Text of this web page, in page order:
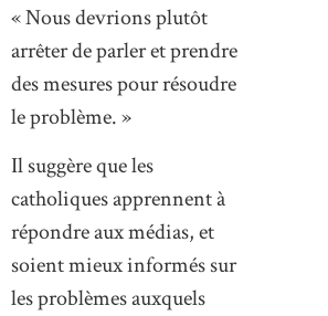
« Nous devrions plutôt
arrêter de parler et prendre
des mesures pour résoudre
le problème. »
Il suggère que les
catholiques apprennent à
répondre aux médias, et
soient mieux informés sur
les problèmes auxquels